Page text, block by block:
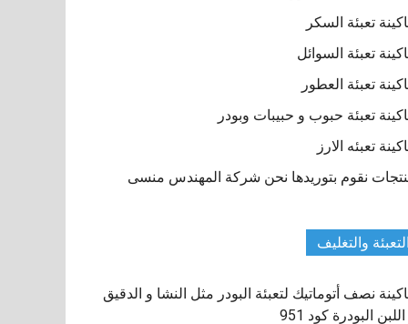
تعبئة السكر
تعبئة السوائل
تعبئة العطور
تعبئة حبوب و حبيبات وبودر
تعبئه الارز
نقوم بتوريدها نحن شركة المهندس منسى
التعبئة والتغليف
نصف أتوماتيك لتعبئة البودر مثل النشا و الدقيق
البودرة كود 951